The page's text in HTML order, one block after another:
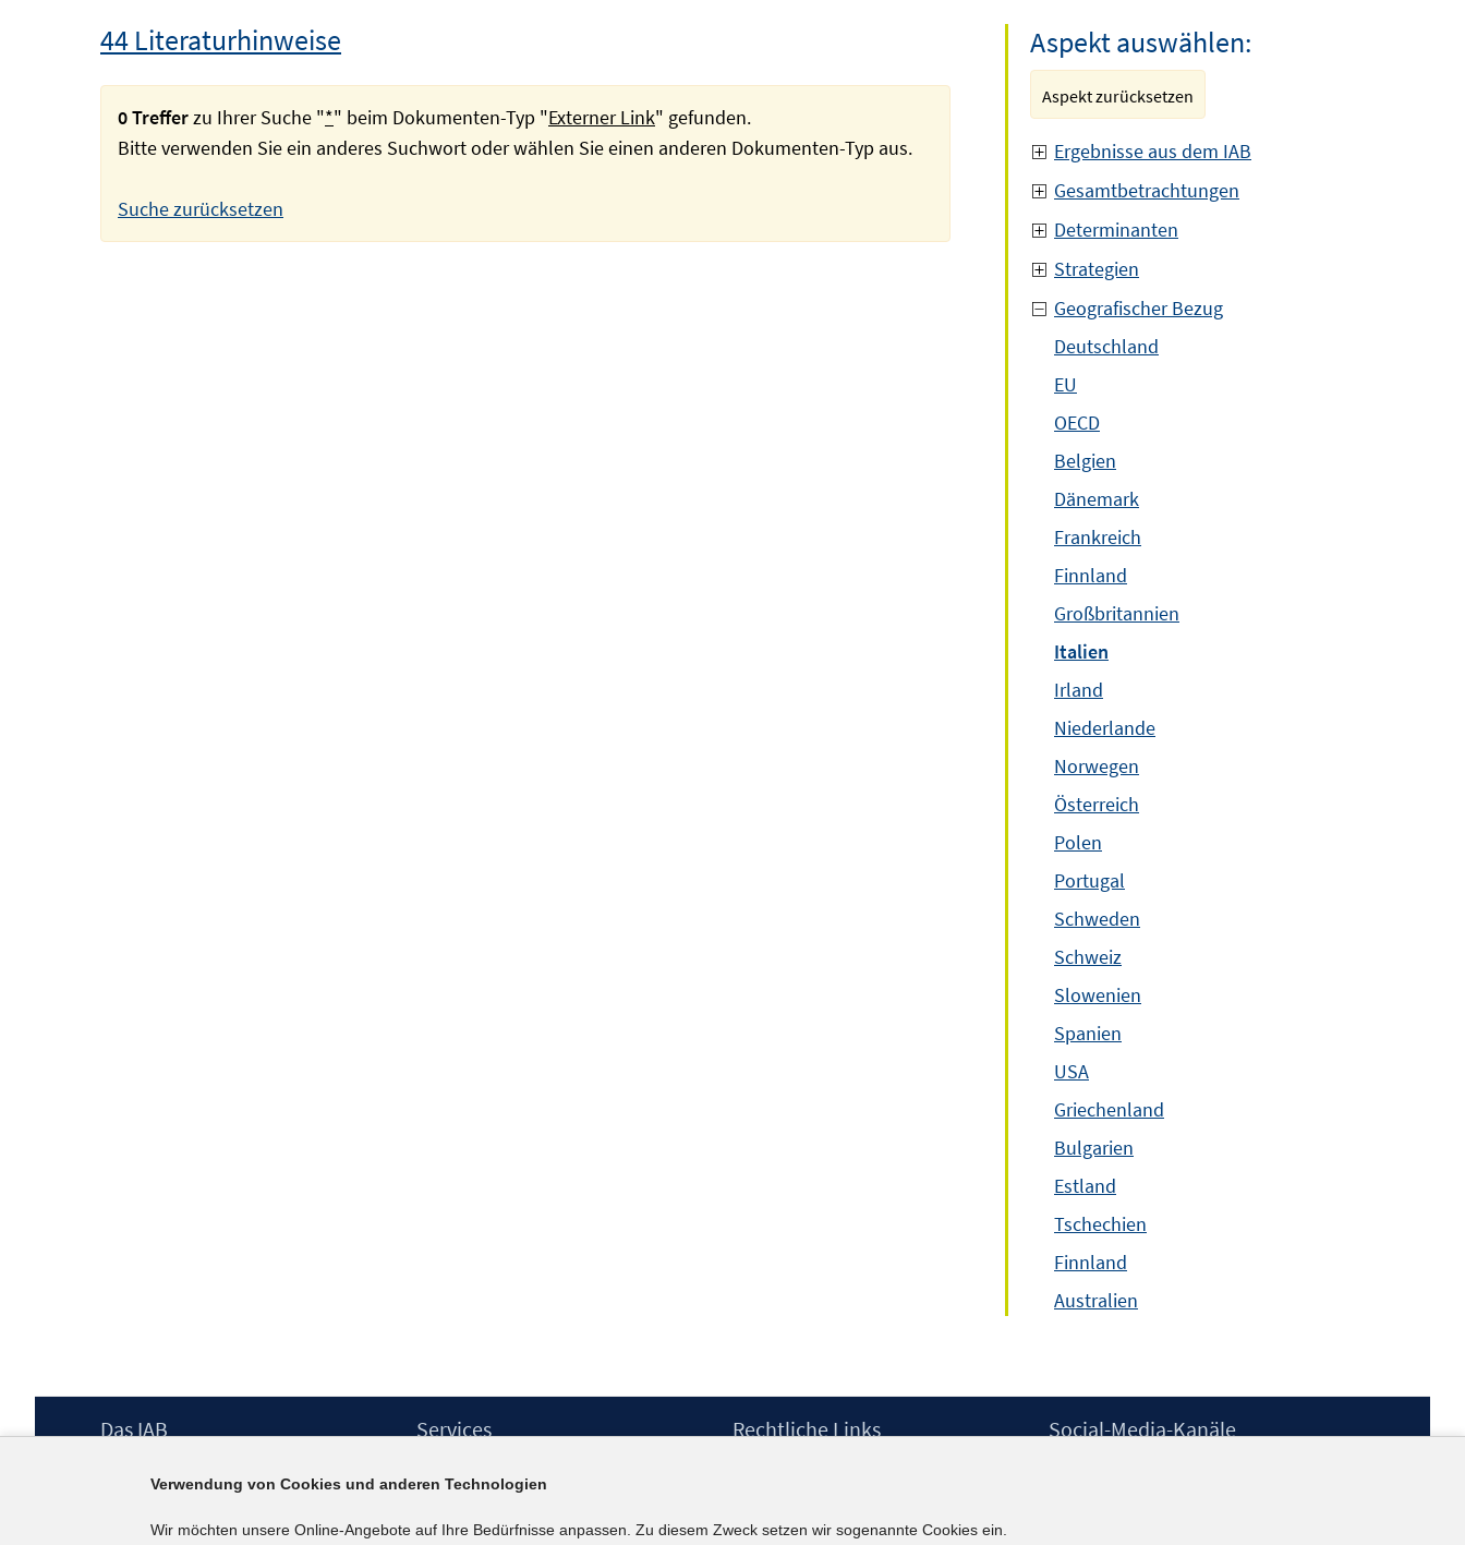
44 Literaturhinweise
0 Trefferzu Ihrer Suche "*" beim Dokumenten-Typ "Externer Link" gefunden.
Bitte verwenden Sie ein anderes Suchwort oder wählen Sie einen anderen Dokumenten-Typ aus.
Suche zurücksetzen
Aspekt auswählen:
Aspekt zurücksetzen
Ergebnisse aus dem IAB
Gesamtbetrachtungen
Determinanten
Strategien
Geografischer Bezug
Deutschland
EU
OECD
Belgien
Dänemark
Frankreich
Finnland
Großbritannien
Italien
Irland
Niederlande
Norwegen
Österreich
Polen
Portugal
Schweden
Schweiz
Slowenien
Spanien
USA
Griechenland
Bulgarien
Estland
Tschechien
Finnland
Australien
Footer
Das IAB
Berufsforschung (IAB) – unser Leitbild
Institutsleitung
Services
IAB-Newsletter
Kontakt
Rechtliche Links
Erklärung zur Barrierefreiheit
Social-Media-Kanäle
Verwendung von Cookies und anderen Technologien
Wir möchten unsere Online-Angebote auf Ihre Bedürfnisse anpassen. Zu diesem Zweck setzen wir sogenannte Cookies ein.